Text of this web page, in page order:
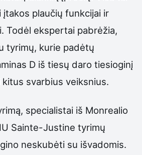
plaučių funkcijai ir
Todėl ekspertai pabrėžia,
tyrimų, kurie padėtų
D iš tiesų daro tiesioginį
svarbius veiksnius.
specialistai iš Monrealio
Sainte-Justine tyrimų
neskubėti su išvadomis.